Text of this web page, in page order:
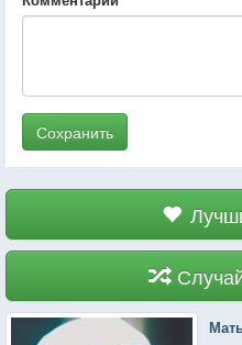
Сохранить